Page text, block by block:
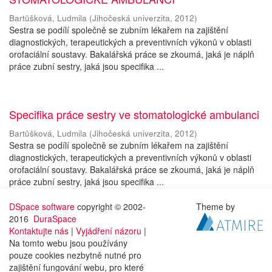
Bartůšková, Ludmila (Jihočeská univerzita, 2012)
Sestra se podílí společně se zubním lékařem na zajištění
diagnostických, terapeutických a preventivních výkonů v oblasti
orofaciální soustavy. Bakalářská práce se zkoumá, jaká je náplň
práce zubní sestry, jaká jsou specifika ...
Specifika práce sestry ve stomatologické ambulanci
Bartůšková, Ludmila (Jihočeská univerzita, 2012)
Sestra se podílí společně se zubním lékařem na zajištění
diagnostických, terapeutických a preventivních výkonů v oblasti
orofaciální soustavy. Bakalářská práce se zkoumá, jaká je náplň
práce zubní sestry, jaká jsou specifika ...
DSpace software copyright © 2002-
2016 DuraSpace
Kontaktujte nás | Vyjádření názoru |
Na tomto webu jsou používány
pouze cookies nezbytně nutné pro
zajištění fungování webu, pro které
Theme by